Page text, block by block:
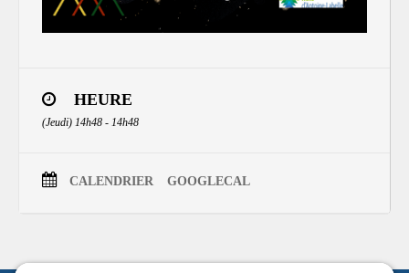
HEURE
(Jeudi) 14h48 - 14h48
CALENDRIER GOOGLECAL